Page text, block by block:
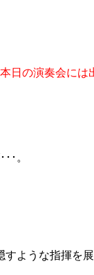
日の演奏会には
･。
すような指揮を